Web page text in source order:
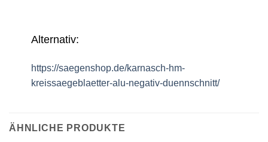
Alternativ:
https://saegenshop.de/karnasch-hm-
kreissaegeblaetter-alu-negativ-duennschnitt/
ÄHNLICHE PRODUKTE